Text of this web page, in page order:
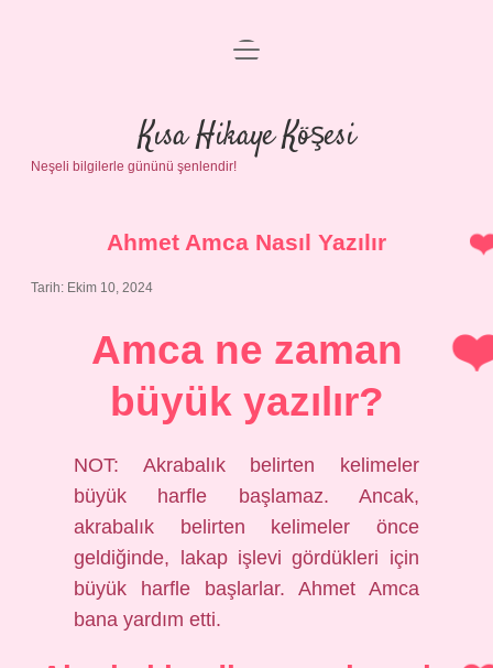
Anasayfa
Gizlilik Politikası
Yasal Uyarı
menüyü
Kısa Hikaye Köşesi
Neşeli bilgilerle gününü şenlendir!
Ahmet Amca Nasıl Yazılır
Tarih: Ekim 10, 2024
Amca ne zaman
büyük yazılır?
NOT: Akrabalık belirten kelimeler
büyük harfle başlamaz. Ancak,
akrabalık belirten kelimeler önce
geldiğinde, lakap işlevi gördükleri için
büyük harfle başlarlar. Ahmet Amca
bana yardım etti.